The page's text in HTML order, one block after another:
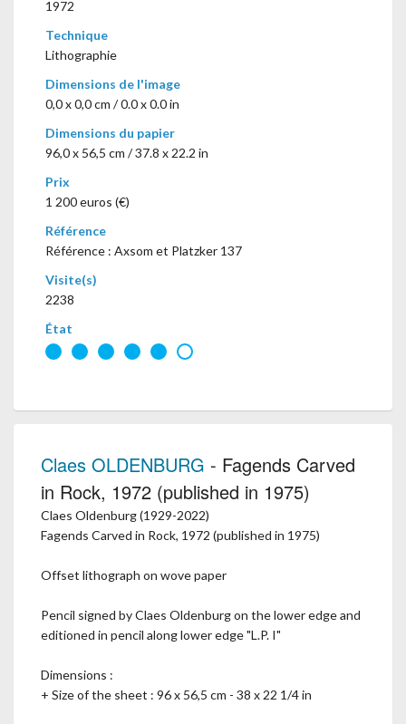
1972
Technique
Lithographie
Dimensions de l'image
0,0 x 0,0 cm / 0.0 x 0.0 in
Dimensions du papier
96,0 x 56,5 cm / 37.8 x 22.2 in
Prix
1 200 euros (€)
Référence
Référence : Axsom et Platzker 137
Visite(s)
2238
État
Claes OLDENBURG - Fagends Carved
in Rock, 1972 (published in 1975)
Claes Oldenburg (1929-2022)
Fagends Carved in Rock, 1972 (published in 1975)
Offset lithograph on wove paper
Pencil signed by Claes Oldenburg on the lower edge and
editioned in pencil along lower edge "L.P. I"
Dimensions :
+ Size of the sheet : 96 x 56,5 cm - 38 x 22 1/4 in